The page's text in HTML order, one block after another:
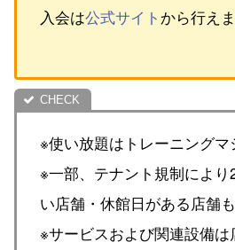
入会は公式サイト から行えま
※使い放題はトレーニングマ
※一部、テナント規制によ
い店舗・休館日がある店舗も
※サービスおよび関連設備